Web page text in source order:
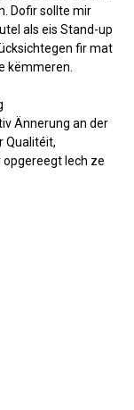
Dofir sollte mir
als eis Stand-up
fir mat
këmmeren.
Ännerung an der
Qualitéit,
Iech ze